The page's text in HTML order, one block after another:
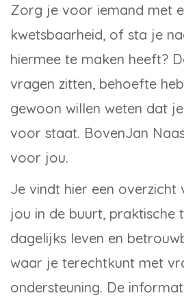
Zorg je voor iemand met
kwetsbaarheid, of sta je
hiermee te maken heeft?
vragen zitten, behoefte
gewoon willen weten dat
voor staat. BovenJan
voor jou.
Je vindt hier een overzicht
jou in de buurt, praktische
dagelijks leven en
waar je terechtkunt met
ondersteuning. De